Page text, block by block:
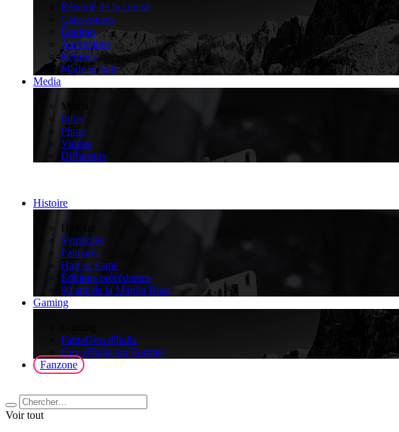
Résumé de la course
Classements
Équipes
Ascensions
Régions
Made in Italy
Media
Media
Infos
Photo
Vidéos
Diffuseurs
Histoire
Histoire
Symboles
Palmarès
Hall of Fame
Éditions précédentes
90 ans de la Maglia Rosa
Gaming
FantaGiro d'Italia
Giro d'Italia sur Fortnite
Fanzone
Voir tout